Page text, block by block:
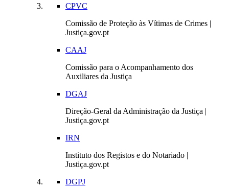
CPVC
Comissão de Proteção às Vítimas de Crimes |
Justiça.gov.pt
CAAJ
Comissão para o Acompanhamento dos
Auxiliares da Justiça
DGAJ
Direção-Geral da Administração da Justiça |
Justiça.gov.pt
IRN
Instituto dos Registos e do Notariado |
Justiça.gov.pt
DGPJ